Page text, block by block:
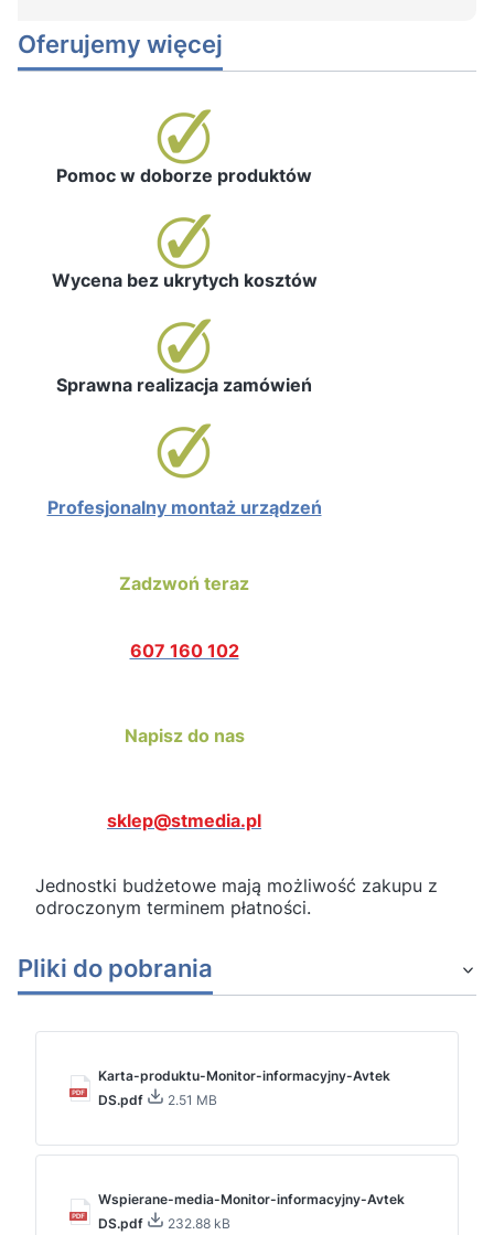
Oferujemy więcej
Pomoc w doborze produktów
Wycena bez ukrytych kosztów
Sprawna realizacja zamówień
Profesjonalny montaż urządzeń
Zadzwoń teraz
607 160 102
Napisz do nas
sklep@stmedia.pl
Jednostki budżetowe mają możliwość zakupu z
odroczonym terminem płatności.
Pliki do pobrania
Karta-produktu-Monitor-informacyjny-Avtek
DS.pdf
2.51 MB
Wspierane-media-Monitor-informacyjny-Avtek
DS.pdf
232.88 kB